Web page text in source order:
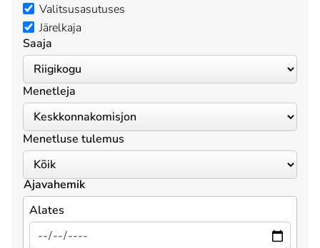
Valitsusasutuses
Järelkaja
Saaja
Menetleja
Menetluse tulemus
Ajavahemik
Alates